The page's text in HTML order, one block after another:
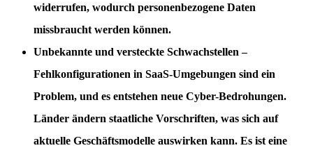
widerrufen, wodurch personenbezogene Daten
missbraucht werden können.
Unbekannte und versteckte Schwachstellen –
Fehlkonfigurationen in SaaS-Umgebungen sind ein
Problem, und es entstehen neue Cyber-Bedrohungen.
Länder ändern staatliche Vorschriften, was sich auf
aktuelle Geschäftsmodelle auswirken kann. Es ist eine